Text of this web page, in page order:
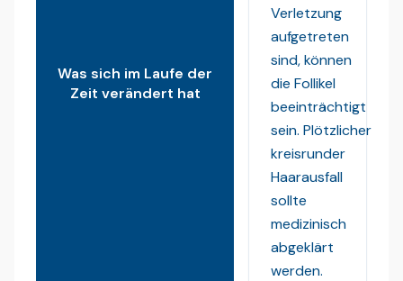
Was sich im Laufe der
Zeit verändert hat
Verletzung
aufgetreten
sind, können
die Follikel
beeinträchtigt
sein. Plötzlicher
kreisrunder
Haarausfall
sollte
medizinisch
abgeklärt
werden.